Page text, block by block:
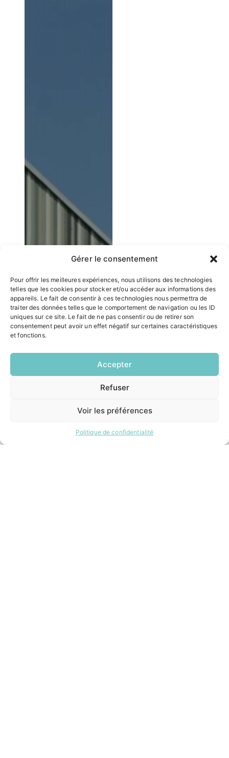
Gérer le consentement
Pour offrir les meilleures expériences, nous utilisons des technologies
telles que les cookies pour stocker et/ou accéder aux informations des
appareils. Le fait de consentir à ces technologies nous permettra de
traiter des données telles que le comportement de navigation ou les ID
uniques sur ce site. Le fait de ne pas consentir ou de retirer son
consentement peut avoir un effet négatif sur certaines caractéristiques
et fonctions.
Accepter
Refuser
Voir les préférences
Politique de confidentialité